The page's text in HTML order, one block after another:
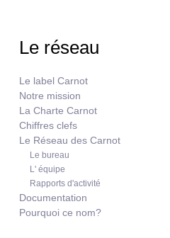
Le réseau
Le label Carnot
Notre mission
La Charte Carnot
Chiffres clefs
Le Réseau des Carnot
Le bureau
L' équipe
Rapports d'activité
Documentation
Pourquoi ce nom?